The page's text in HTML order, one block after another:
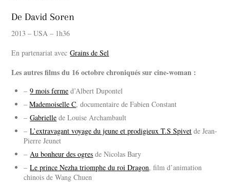
De David Soren
2013 – USA – 1h36
En partenariat avecGrains de Sel
Les autres films du 16 octobre chroniqués sur cine-woman :
–9 mois ferme d’Albert Dupontel
–Mademoiselle C, documentaire de Fabien Constant
–Gabrielle de Louise Archambault
–L’extravagant voyage du jeune et prodigieux T.S Spivet de Jean-
Pierre Jeunet
–Au bonheur des ogres de Nicolas Bary
–Le prince Nezha triomphe du roi Dragon, film d’animation
chinois de Wang Chuen